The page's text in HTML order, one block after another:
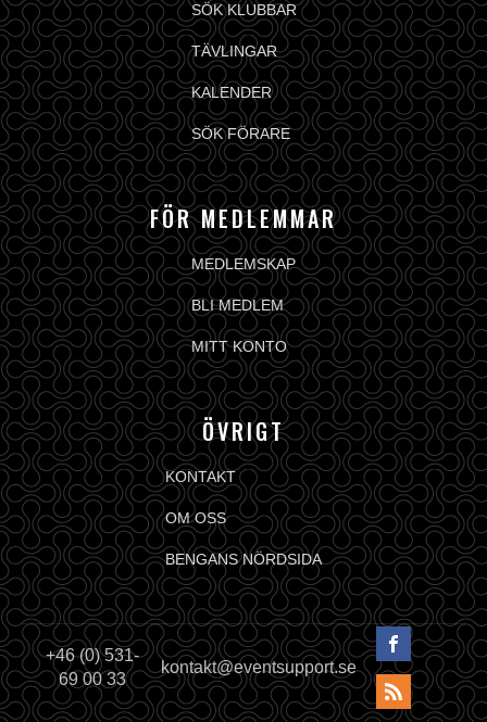
SÖK KLUBBAR
TÄVLINGAR
KALENDER
SÖK FÖRARE
FÖR MEDLEMMAR
MEDLEMSKAP
BLI MEDLEM
MITT KONTO
ÖVRIGT
KONTAKT
OM OSS
BENGANS NÖRDSIDA
+46 (0) 531-
69 00 33
kontakt@eventsupport.se